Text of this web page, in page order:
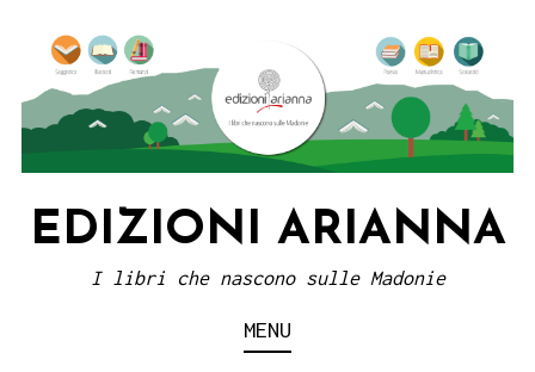
content
EDIZIONI ARIANNA
I libri che nascono sulle Madonie
MENU